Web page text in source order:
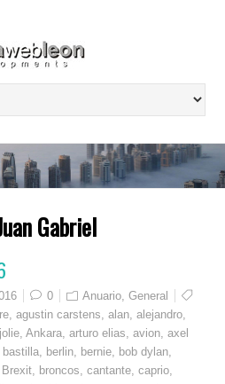
Gabriel
0 Anuario ,General
,agustin carstens ,alan ,alejandro
,Ankara ,arturo elias ,avion ,axel
bastilla berlin bernie bob dylan
Brexit broncos ,cantante ,caprio